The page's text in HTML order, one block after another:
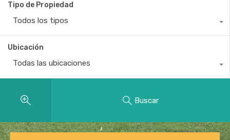
Tipo de Propiedad
Todos los tipos
Ubicación
Todas las ubicaciones
Buscar